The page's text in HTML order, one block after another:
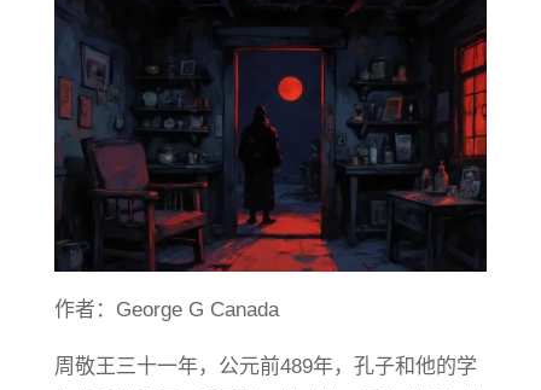
作者：George G Canada
周敬王三十一年，公元前489年，孔子和他的学